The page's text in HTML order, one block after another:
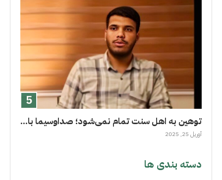
توهین به اهل سنت تمام نمی‌شود؛ صداوسیما با...
آوریل 25, 2025
دسته بندی ها